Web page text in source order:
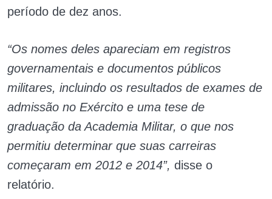
período de dez anos.
“Os nomes deles apareciam em registros
governamentais e documentos públicos
militares, incluindo os resultados de exames de
admissão no Exército e uma tese de
graduação da Academia Militar, o que nos
permitiu determinar que suas carreiras
começaram em 2012 e 2014”, disse o
relatório.